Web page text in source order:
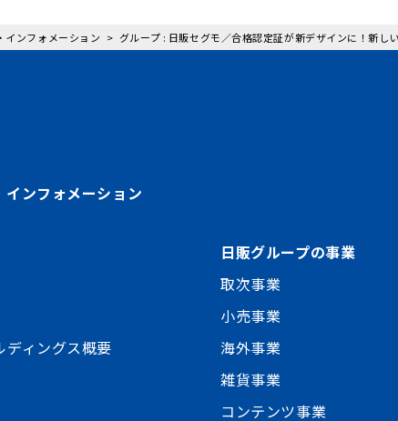
インフォメーション グループ : 日販セグモ／合格認定証が新デザインに！新
インフォメーション
ディングス概要
日販グループの事業
取次事業
小売事業
海外事業
雑貨事業
コンテンツ事業